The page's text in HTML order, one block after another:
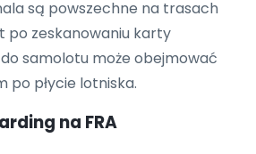
są powszechne na trasach
po zeskanowaniu karty
samolotu może obejmować
po płycie lotniska.
na FRA